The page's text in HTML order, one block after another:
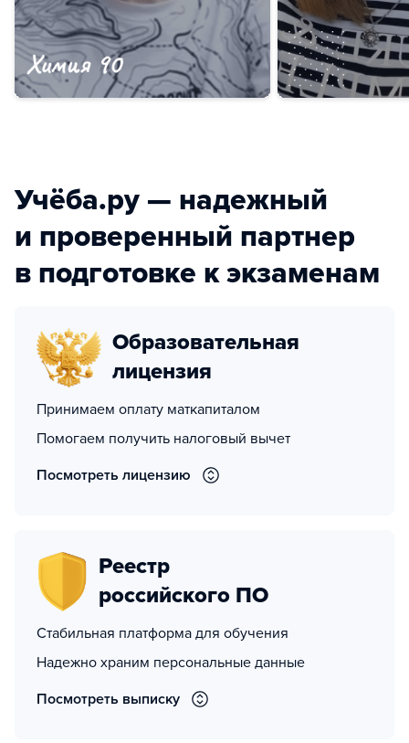
Учёба.ру — надежный
и проверенный партнер
в подготовке к экзаменам
Образовательная
лицензия
Принимаем оплату маткапиталом
Помогаем получить налоговый вычет
Посмотреть лицензию
Реестр
российского ПО
Стабильная платформа для обучения
Надежно храним персональные данные
Посмотреть выписку